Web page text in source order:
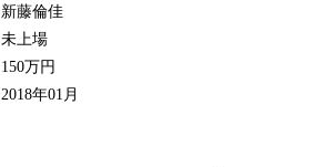
新藤倫佳
未上場
150万円
2018年01月